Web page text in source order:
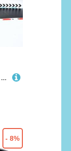
Overdrive-Racing Leitplanken mit Pfeilen für Carrera Hybrid - 1,75m / 6,30m / 12,20m - Begrenzung Kurven Gerade Bande Zaun Fangzaun, Farbe:Weiß-Schwarz, Länge:1.75 Meter
- 8%